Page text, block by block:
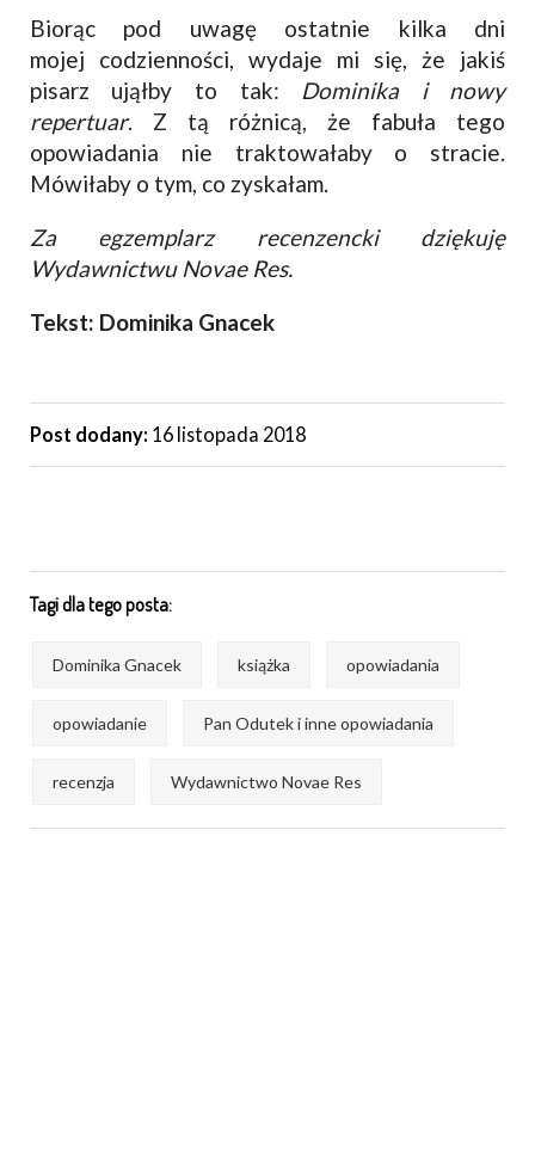
Biorąc pod uwagę ostatnie kilka dni
mojej codzienności, wydaje mi się, że jakiś
pisarz ująłby to tak: Dominika i nowy
repertuar. Z tą różnicą, że fabuła tego
opowiadania nie traktowałaby o stracie.
Mówiłaby o tym, co zyskałam.
Za egzemplarz recenzencki dziękuję
Wydawnictwu Novae Res.
Tekst: Dominika Gnacek
Post dodany: 16 listopada 2018
Tagi dla tego posta:
Dominika Gnacek książka opowiadania
opowiadanie Pan Odutek i inne opowiadania
recenzja Wydawnictwo Novae Res